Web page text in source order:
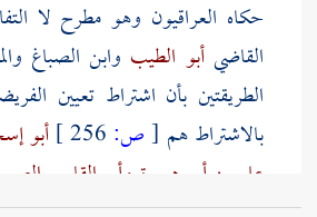
حكاه العراقيون وهو مطرح لا
القاضيأبو الطيب وابن الصباغ
الطريقتين بأن اشتراط تعيين
بالاشتراط هم [ص: أبو
علي بن أبي هريرة وأبو القاسم